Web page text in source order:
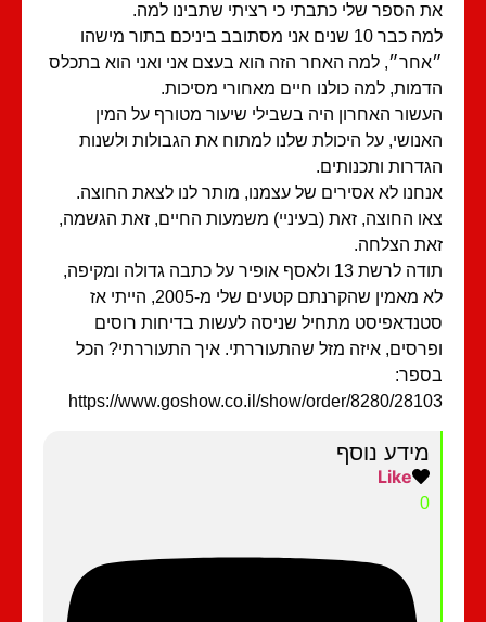
הספר שלי כתבתי כי רציתי שתבינו למה.
למה כבר 10 שנים אני מסתובב ביניכם בתור מישהו
למה האחר הזה הוא בעצם אני ואני הוא בתכלס
למה כולנו חיים מאחורי מסיכות.
האחרון היה בשבילי שיעור מטורף על המין
על היכולת שלנו למתוח את הגבולות ולשנות
ותכנותים.
לא אסירים של עצמנו, מותר לנו לצאת החוצה.
החוצה, זאת (בעיניי) משמעות החיים, זאת הגשמה,
הצלחה.
תודה לרשת 13 ולאסף אופיר על כתבה גדולה ומקיפה,
לא מאמין שהקרנתם קטעים שלי מ-2005, הייתי אז
מתחיל שניסה לעשות בדיחות רוסים
איזה מזל שהתעוררתי. איך התעוררתי? הכל
https://www.goshow.co.il/show/order/8280/
מידע נוסף